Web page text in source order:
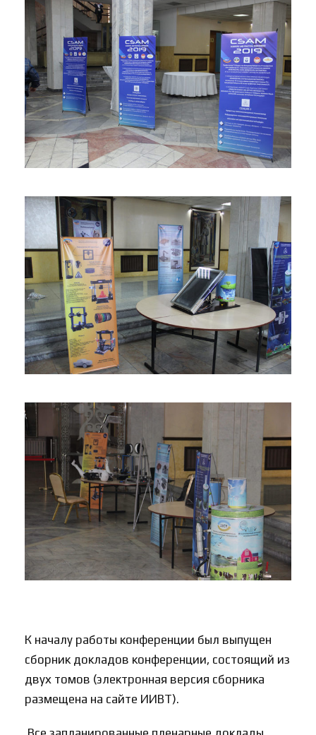
К началу работы конференции был выпущен
сборник докладов конференции, состоящий из
двух томов (электронная версия сборника
размещена на сайте ИИВТ).